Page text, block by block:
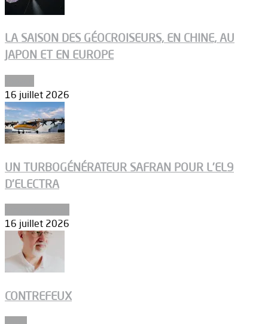
LA SAISON DES GÉOCROISEURS, EN CHINE, AU
JAPON ET EN EUROPE
16 juillet 2026
UN TURBOGÉNÉRATEUR SAFRAN POUR L’EL9
D’ELECTRA
16 juillet 2026
CONTREFEUX